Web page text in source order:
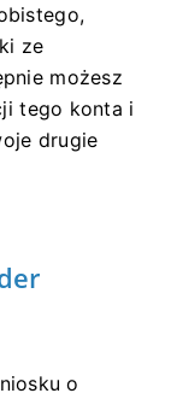
ze
możesz
tego konta i
drugie
o